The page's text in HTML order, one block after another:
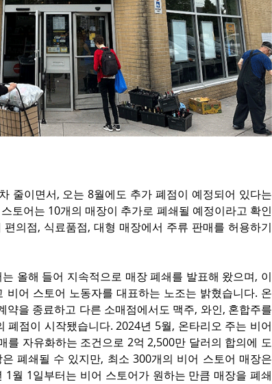
줄이면서, 오는 8월에도 추가 폐점이 예정되어 있다는
토어는 10개의 매장이 추가로 폐쇄될 예정이라고 확인
의점, 식료품점, 대형 매장에서 주류 판매를 허용하기
올해 들어 지속적으로 매장 폐쇄를 발표해 왔으며, 이
어 스토어 노동자를 대표하는 노조는 밝혔습니다. 온
을 종료하고 다른 소매점에서도 맥주, 와인, 혼합주를
폐점이 시작됐습니다. 2024년 5월, 온타리오 주는 비어
를 자유화하는 조건으로 2억 2,500만 달러의 합의에 도
폐쇄될 수 있지만, 최소 300개의 비어 스토어 매장은
월 1일부터는 비어 스토어가 원하는 만큼 매장을 폐쇄